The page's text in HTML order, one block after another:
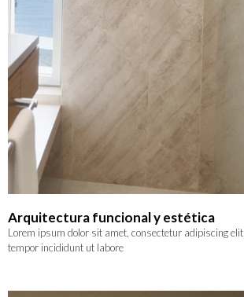
Arquitectura funcional y estética
Lorem ipsum dolor sit amet, consectetur adipiscing
tempor incididunt ut labore